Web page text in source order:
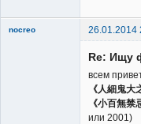
nocreo 26.01.2014
Re: Ищу
всем
《人細鬼
《小百無
или 2001)